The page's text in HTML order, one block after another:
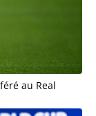
au Real